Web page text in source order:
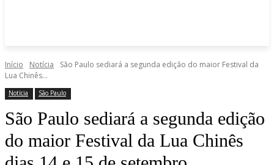
Início Notícia
São Paulo sediará a segunda edição do maior Festival da
Lua Chinês...
Notícia São Paulo
São Paulo sediará a segunda edição
do maior Festival da Lua Chinês